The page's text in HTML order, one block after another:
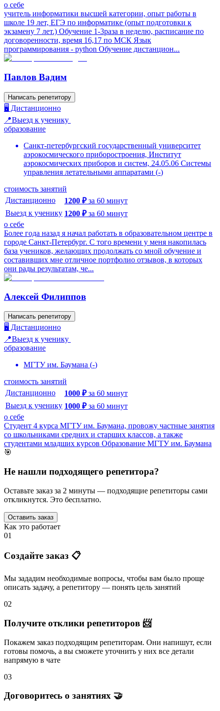
о себе
учитель информатики высшей категории, опыт работы в
школе 19 лет, ЕГЭ по информатике (опыт подготовки к
экзамену 7 лет.) Обучение 1-3раза в неделю, расписание по
договоренности, время 16,17 по МСК Язык
программирования - python Обучение дистанцион...
Павлов Вадим
Написать репетитору
🖥️ Дистанционно
📍Выезд к ученику
образование
Санкт-петербургский государственный университет
аэрокосмического приборостроения, Институт
аэрокосмических приборов и систем, 24.05.06 Системы
управления летательными аппаратами (-)
стоимость занятий
Дистанционно
1200 ₽ за 60 минут
Выезд к ученику 1200 ₽ за 60 минут
о себе
Более года назад я начал работать в образовательном центре в
городе Санкт-Петербург. С того времени у меня накопилась
база учеников, желающих продолжать со мной обучение и
составивших мне отличное портфолио отзывов, в которых
они рады результатам, че...
Алексей Филиппов
Написать репетитору
🖥️ Дистанционно
📍Выезд к ученику
образование
МГТУ им. Баумана (-)
стоимость занятий
Дистанционно
1000 ₽ за 60 минут
Выезд к ученику 1000 ₽ за 60 минут
о себе
Студент 4 курса МГТУ им. Баумана, провожу частные занятия
со школьниками средних и старших классов, а также
студентами младших курсов Образование МГТУ им. Баумана
🎯
Не нашли подходящего репетитора?
Оставьте заказ за 2 минуты — подходящие репетиторы сами
откликнутся. Это бесплатно.
Оставить заказ
Как это работает
01
Создайте заказ 📋
Мы зададим необходимые вопросы, чтобы вам было проще
описать задачу, а репетитору — понять цель занятий
02
Получите отклики репетиторов 📨
Покажем заказ подходящим репетиторам. Они напишут, если
готовы помочь, а вы сможете уточнить у них все детали
напрямую в чате
03
Договоритесь о занятиях 🤝